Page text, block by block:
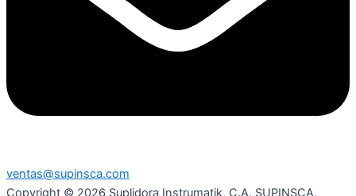
ventas@supinsca.com
Copyright © 2026 Suplidora Instrumatik, C.A. SUPINSCA.